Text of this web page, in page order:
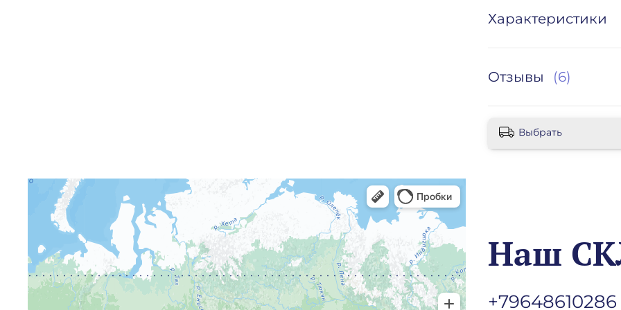
Характеристики
Отзывы (6)
Выбрать
Наш
+79648610286